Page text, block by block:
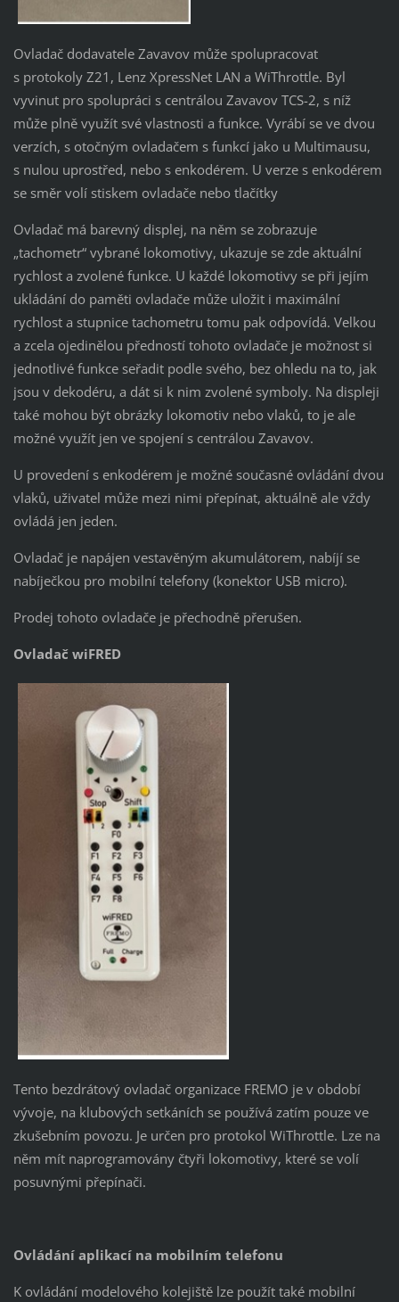
Ovladač dodavatele Zavavov může spolupracovat
s protokoly Z21, Lenz XpressNet LAN a WiThrottle. Byl
vyvinut pro spolupráci s centrálou Zavavov TCS-2, s níž
může plně využít své vlastnosti a funkce. Vyrábí se ve dvou
verzích, s otočným ovladačem s funkcí jako u Multimausu,
s nulou uprostřed, nebo s enkodérem. U verze s enkodérem
se směr volí stiskem ovladače nebo tlačítky
Ovladač má barevný displej, na něm se zobrazuje
„tachometr“ vybrané lokomotivy, ukazuje se zde aktuální
rychlost a zvolené funkce. U každé lokomotivy se při jejím
ukládání do paměti ovladače může uložit i maximální
rychlost a stupnice tachometru tomu pak odpovídá. Velkou
a zcela ojedinělou předností tohoto ovladače je možnost si
jednotlivé funkce seřadit podle svého, bez ohledu na to, jak
jsou v dekodéru, a dát si k nim zvolené symboly. Na displeji
také mohou být obrázky lokomotiv nebo vlaků, to je ale
možné využít jen ve spojení s centrálou Zavavov.
U provedení s enkodérem je možné současné ovládání dvou
vlaků, uživatel může mezi nimi přepínat, aktuálně ale vždy
ovládá jen jeden.
Ovladač je napájen vestavěným akumulátorem, nabíjí se
nabíječkou pro mobilní telefony (konektor USB micro).
Prodej tohoto ovladače je přechodně přerušen.
Ovladač wiFRED
Tento bezdrátový ovladač organizace FREMO je v období
vývoje, na klubových setkáních se používá zatím pouze ve
zkušebním povozu. Je určen pro protokol WiThrottle. Lze na
něm mít naprogramovány čtyři lokomotivy, které se volí
posuvnými přepínači.
Ovládání aplikací na mobilním telefonu
K ovládání modelového kolejiště lze použít také mobilní